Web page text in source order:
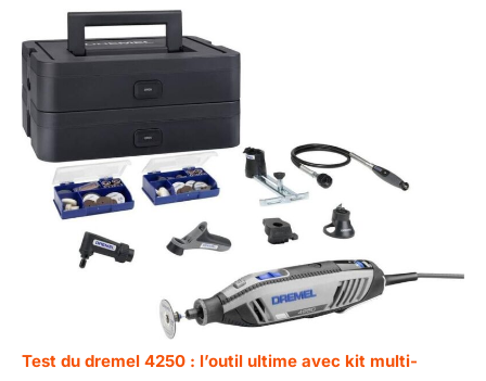
Test du dremel 4250 : l’outil ultime avec kit multi-